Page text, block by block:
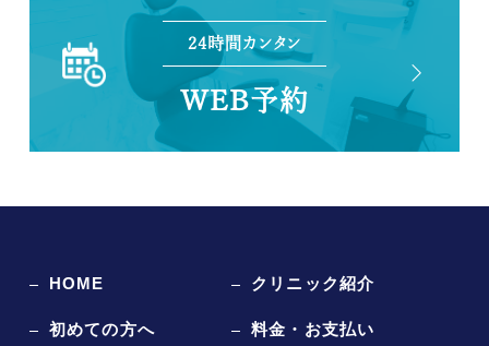
24時間カンタン
WEB予約
HOME
初めての方へ
クリニック紹介
料金・お支払い